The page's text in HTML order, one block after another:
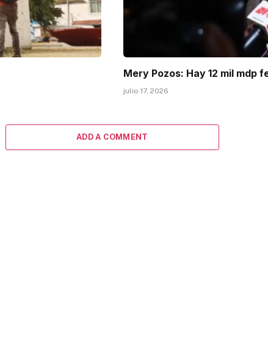
Mery Pozos: Hay 12 mil mdp
julio 17, 2026
ADD A COMMENT